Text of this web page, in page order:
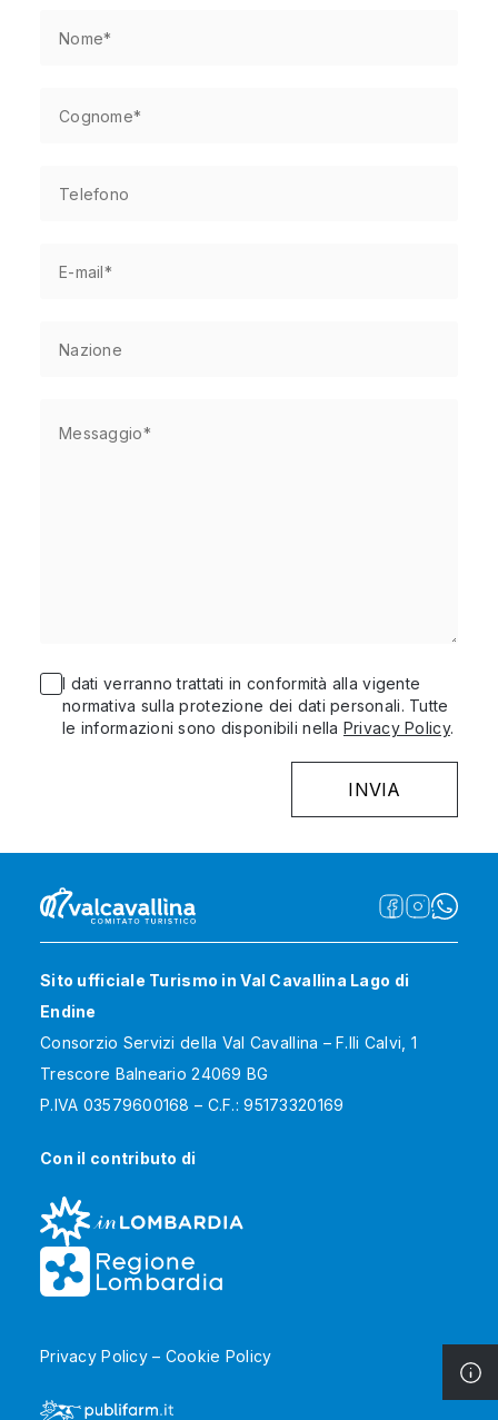
I dati verranno trattati in conformità alla vigente
normativa sulla protezione dei dati personali. Tutte
le informazioni sono disponibili nella Privacy Policy.
Sito ufficiale Turismo in Val Cavallina Lago di
Endine
Consorzio Servizi della Val Cavallina – F.lli Calvi, 1
Trescore Balneario 24069 BG
P.IVA 03579600168 – C.F.: 95173320169
Con il contributo di
Privacy Policy– Cookie Policy